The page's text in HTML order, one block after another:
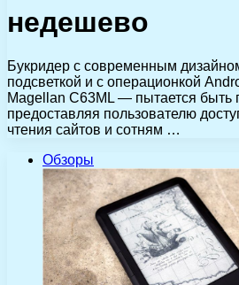
недешево
Букридер с современным
подсветкой и с операционкой
Magellan C63ML — пытается быть
предоставляя пользователю
чтения сайтов и сотням …
Обзоры